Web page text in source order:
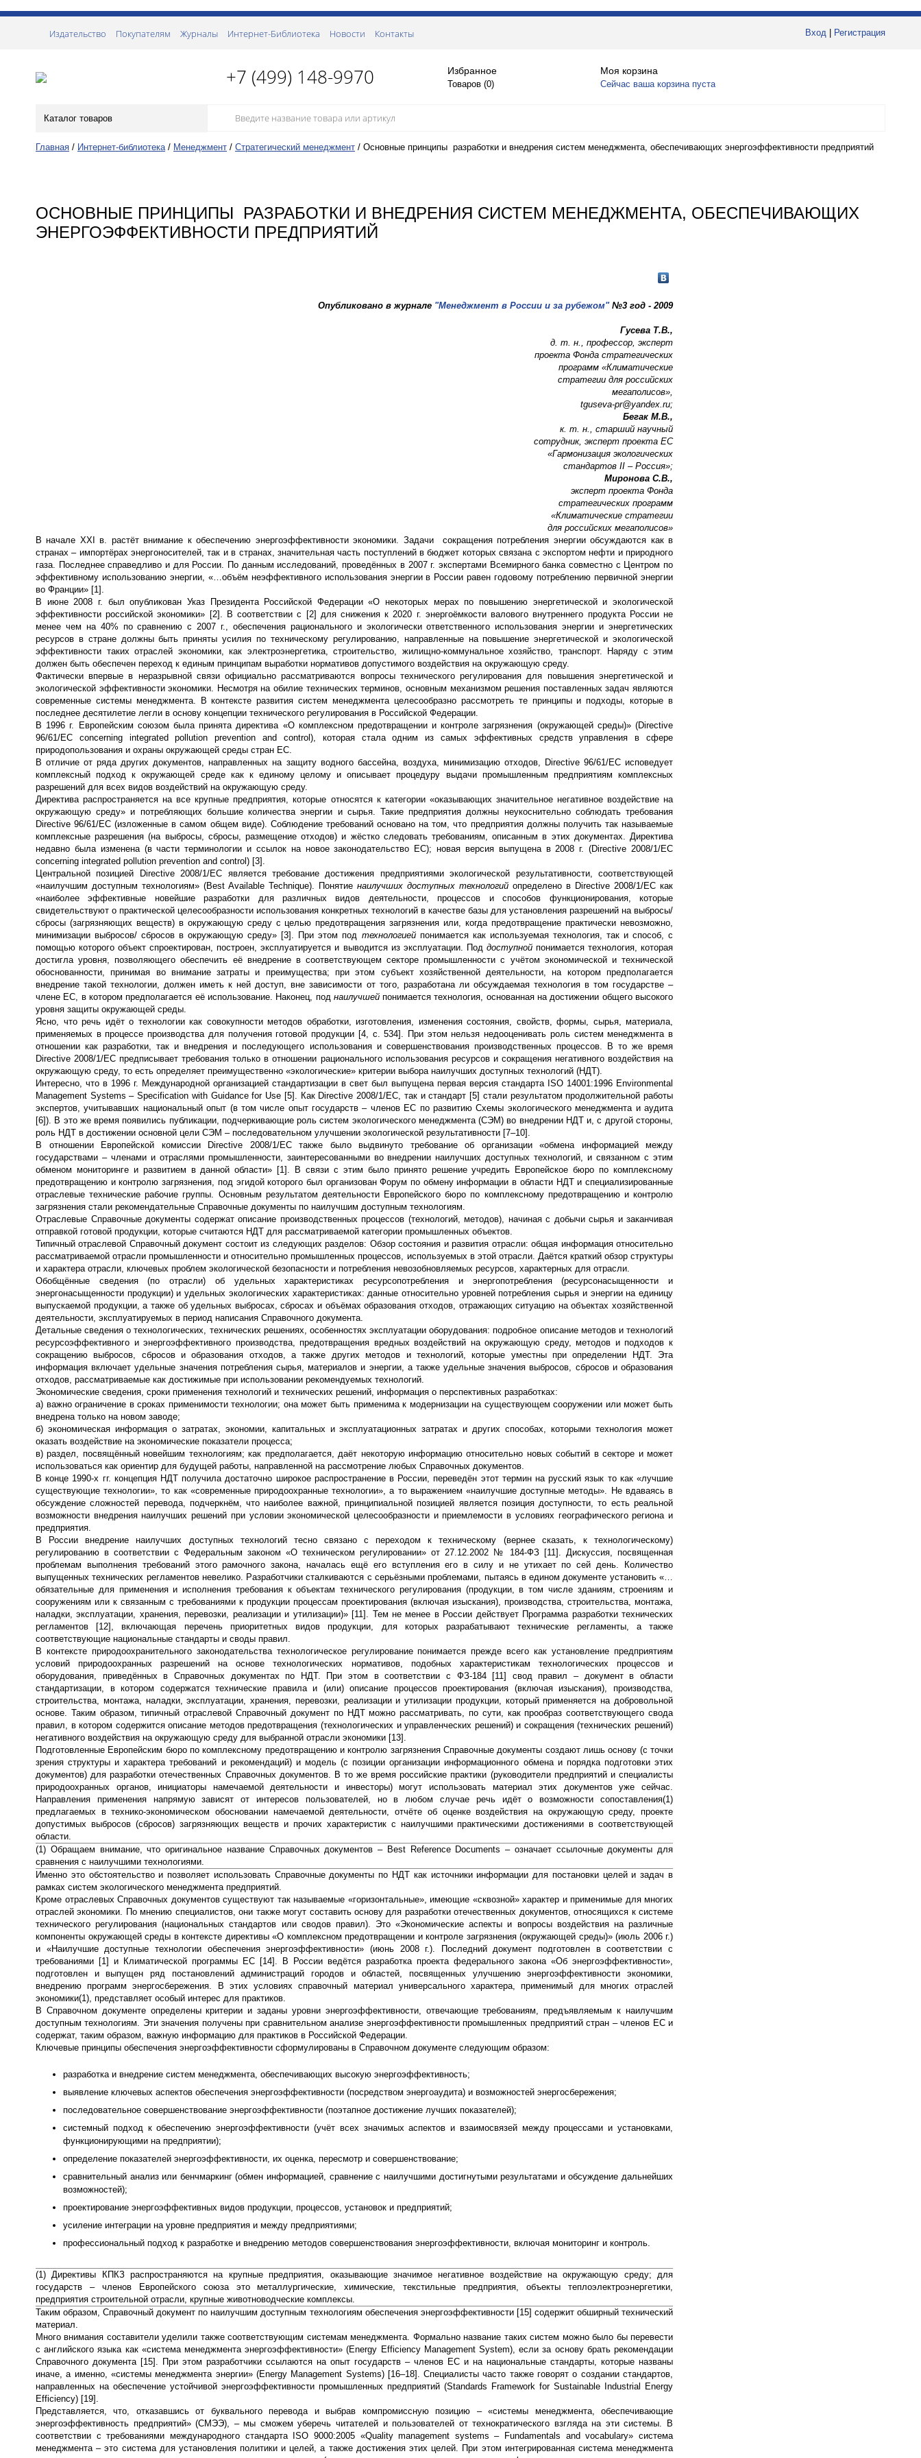
Вход Регистрация
Издательство Покупателям Журналы Интернет-Библиотека Новости Контакты
+7 (499) 148-9970 Избранное
Товаров (0)
Моя корзина
Сейчас ваша корзина пуста
Каталог товаров
Главная / Интернет-библиотека / Менеджмент / Стратегический менеджмент / Основные принципы разработки и внедрения систем менеджмента, обеспечивающих энергоэффективности предприятий
ОСНОВНЫЕ ПРИНЦИПЫ РАЗРАБОТКИ И ВНЕДРЕНИЯ СИСТЕМ МЕНЕДЖМЕНТА, ОБЕСПЕЧИВАЮЩИХ
ЭНЕРГОЭФФЕКТИВНОСТИ ПРЕДПРИЯТИЙ
Опубликовано в журнале "Менеджмент в России и за рубежом"№3 год - 2009
Гусева Т.В.,
д. т. н., профессор, эксперт
проекта Фонда стратегических
программ «Климатические
стратегии для российских
мегаполисов»,
tguseva-pr@yandex.ru;
Бегак М.В.,
к. т. н., старший научный
сотрудник, эксперт проекта ЕС
«Гармонизация экологических
стандартов II – Россия»;
Миронова С.В.,
эксперт проекта Фонда
стратегических программ
«Климатические стратегии
для российских мегаполисов»
В начале XXI в. растёт внимание к обеспечению энергоэффективности экономики. Задачи сокращения потребления энергии обсуждаются как в
странах – импортёрах энергоносителей, так и в странах, значительная часть поступлений в бюджет которых связана с экспортом нефти и природного
газа. Последнее справедливо и для России. По данным исследований, проведённых в 2007 г. экспертами Всемирного банка совместно с Центром по
эффективному использованию энергии, «…объём неэффективного использования энергии в России равен годовому потреблению первичной энергии
во Франции» [1].
В июне 2008 г. был опубликован Указ Президента Российской Федерации «О некоторых мерах по повышению энергетической и экологической
эффективности российской экономики» [2]. В соответствии с [2] для снижения к 2020 г. энергоёмкости валового внутреннего продукта России не
менее чем на 40% по сравнению с 2007 г., обеспечения рационального и экологически ответственного использования энергии и энергетических
ресурсов в стране должны быть приняты усилия по техническому регулированию, направленные на повышение энергетической и экологической
эффективности таких отраслей экономики, как электроэнергетика, строительство, жилищно-коммунальное хозяйство, транспорт. Наряду с этим
должен быть обеспечен переход к единым принципам выработки нормативов допустимого воздействия на окружающую среду.
Фактически впервые в неразрывной связи официально рассматриваются вопросы технического регулирования для повышения энергетической и
экологической эффективности экономики. Несмотря на обилие технических терминов, основным механизмом решения поставленных задач являются
современные системы менеджмента. В контексте развития систем менеджмента целесообразно рассмотреть те принципы и подходы, которые в
последнее десятилетие легли в основу концепции технического регулирования в Российской Федерации.
В 1996 г. Европейским союзом была принята директива «О комплексном предотвращении и контроле загрязнения (окружающей среды)» (Directive
96/61/EC concerning integrated pollution prevention and control), которая стала одним из самых эффективных средств управления в сфере
природопользования и охраны окружающей среды стран ЕС.
В отличие от ряда других документов, направленных на защиту водного бассейна, воздуха, минимизацию отходов, Directive 96/61/EC исповедует
комплексный подход к окружающей среде как к единому целому и описывает процедуру выдачи промышленным предприятиям комплексных
разрешений для всех видов воздействий на окружающую среду.
Директива распространяется на все крупные предприятия, которые относятся к категории «оказывающих значительное негативное воздействие на
окружающую среду» и потребляющих большие количества энергии и сырья. Такие предприятия должны неукоснительно соблюдать требования
Directive 96/61/EC (изложенные в самом общем виде). Соблюдение требований основано на том, что предприятия должны получить так называемые
комплексные разрешения (на выбросы, сбросы, размещение отходов) и жёстко следовать требованиям, описанным в этих документах. Директива
недавно была изменена (в части терминологии и ссылок на новое законодательство ЕС); новая версия выпущена в 2008 г. (Directive 2008/1/EC
concerning integrated pollution prevention and control) [3].
Центральной позицией Directive 2008/1/EC является требование достижения предприятиями экологической результативности, соответствующей
«наилучшим доступным технологиям» (Best Available Technique). Понятие наилучших доступных технологий определено в Directive 2008/1/EC как
«наиболее эффективные новейшие разработки для различных видов деятельности, процессов и способов функционирования, которые
свидетельствуют о практической целесообразности использования конкретных технологий в качестве базы для установления разрешений на выбросы/
сбросы (загрязняющих веществ) в окружающую среду с целью предотвращения загрязнения или, когда предотвращение практически невозможно,
минимизации выбросов/ сбросов в окружающую среду» [3]. При этом под технологией понимается как используемая технология, так и способ, с
помощью которого объект спроектирован, построен, эксплуатируется и выводится из эксплуатации. Под доступной понимается технология, которая
достигла уровня, позволяющего обеспечить её внедрение в соответствующем секторе промышленности с учётом экономической и технической
обоснованности, принимая во внимание затраты и преимущества; при этом субъект хозяйственной деятельности, на котором предполагается
внедрение такой технологии, должен иметь к ней доступ, вне зависимости от того, разработана ли обсуждаемая технология в том государстве –
члене ЕС, в котором предполагается её использование. Наконец, под наилучшейпонимается технология, основанная на достижении общего высокого
уровня защиты окружающей среды.
Ясно, что речь идёт о технологии как совокупности методов обработки, изготовления, изменения состояния, свойств, формы, сырья, материала,
применяемых в процессе производства для получения готовой продукции [4, с. 534]. При этом нельзя недооценивать роль систем менеджмента в
отношении как разработки, так и внедрения и последующего использования и совершенствования производственных процессов. В то же время
Directive 2008/1/EC предписывает требования только в отношении рационального использования ресурсов и сокращения негативного воздействия на
окружающую среду, то есть определяет преимущественно «экологические» критерии выбора наилучших доступных технологий (НДТ).
Интересно, что в 1996 г. Международной организацией стандартизации в свет был выпущена первая версия стандарта ISO 14001:1996 Environmental
Management Systems – Specification with Guidance for Use [5]. Как Directive 2008/1/EC, так и стандарт [5] стали результатом продолжительной работы
экспертов, учитывавших национальный опыт (в том числе опыт государств – членов ЕС по развитию Схемы экологического менеджмента и аудита
[6]). В это же время появились публикации, подчеркивающие роль систем экологического менеджмента (СЭМ) во внедрении НДТ и, с другой стороны,
роль НДТ в достижении основной цели СЭМ – последовательном улучшении экологической результативности [7–10].
В отношении Европейской комиссии Directive 2008/1/EC также было выдвинуто требование об организации «обмена информацией между
государствами – членами и отраслями промышленности, заинтересованными во внедрении наилучших доступных технологий, и связанном с этим
обменом мониторинге и развитием в данной области» [1]. В связи с этим было принято решение учредить Европейское бюро по комплексному
предотвращению и контролю загрязнения, под эгидой которого был организован Форум по обмену информации в области НДТ и специализированные
отраслевые технические рабочие группы. Основным результатом деятельности Европейского бюро по комплексному предотвращению и контролю
загрязнения стали рекомендательные Справочные документы по наилучшим доступным технологиям.
Отраслевые Справочные документы содержат описание производственных процессов (технологий, методов), начиная с добычи сырья и заканчивая
отправкой готовой продукции, которые считаются НДТ для рассматриваемой категории промышленных объектов.
Типичный отраслевой Справочный документ состоит из следующих разделов: Обзор состояния и развития отрасли: общая информация относительно
рассматриваемой отрасли промышленности и относительно промышленных процессов, используемых в этой отрасли. Даётся краткий обзор структуры
и характера отрасли, ключевых проблем экологической безопасности и потребления невозобновляемых ресурсов, характерных для отрасли.
Обобщённые сведения (по отрасли) об удельных характеристиках ресурсопотребления и энергопотребления (ресурсонасыщенности и
энергонасыщенности продукции) и удельных экологических характеристиках: данные относительно уровней потребления сырья и энергии на единицу
выпускаемой продукции, а также об удельных выбросах, сбросах и объёмах образования отходов, отражающих ситуацию на объектах хозяйственной
деятельности, эксплуатируемых в период написания Справочного документа.
Детальные сведения о технологических, технических решениях, особенностях эксплуатации оборудования: подробное описание методов и технологий
ресурсоэффективного и энергоэффективного производства, предотвращения вредных воздействий на окружающую среду, методов и подходов к
сокращению выбросов, сбросов и образования отходов, а также других методов и технологий, которые уместны при определении НДТ. Эта
информация включает удельные значения потребления сырья, материалов и энергии, а также удельные значения выбросов, сбросов и образования
отходов, рассматриваемые как достижимые при использовании рекомендуемых технологий.
Экономические сведения, сроки применения технологий и технических решений, информация о перспективных разработках:
а) важно ограничение в сроках применимости технологии; она может быть применима к модернизации на существующем сооружении или может быть
внедрена только на новом заводе;
б) экономическая информация о затратах, экономии, капитальных и эксплуатационных затратах и других способах, которыми технология может
оказать воздействие на экономические показатели процесса;
в) раздел, посвящённый новейшим технологиям; как предполагается, даёт некоторую информацию относительно новых событий в секторе и может
использоваться как ориентир для будущей работы, направленной на рассмотрение любых Справочных документов.
В конце 1990-х гг. концепция НДТ получила достаточно широкое распространение в России, переведён этот термин на русский язык то как «лучшие
существующие технологии», то как «современные природоохранные технологии», а то выражением «наилучшие доступные методы». Не вдаваясь в
обсуждение сложностей перевода, подчеркнём, что наиболее важной, принципиальной позицией является позиция доступности, то есть реальной
возможности внедрения наилучших решений при условии экономической целесообразности и приемлемости в условиях географического региона и
предприятия.
В России внедрение наилучших доступных технологий тесно связано с переходом к техническому (вернее сказать, к технологическому)
регулированию в соответствии с Федеральным законом «О техническом регулировании» от 27.12.2002 № 184-ФЗ [11]. Дискуссия, посвященная
проблемам выполнения требований этого рамочного закона, началась ещё его вступления его в силу и не утихает по сей день. Количество
выпущенных технических регламентов невелико. Разработчики сталкиваются с серьёзными проблемами, пытаясь в едином документе установить «…
обязательные для применения и исполнения требования к объектам технического регулирования (продукции, в том числе зданиям, строениям и
сооружениям или к связанным с требованиями к продукции процессам проектирования (включая изыскания), производства, строительства, монтажа,
наладки, эксплуатации, хранения, перевозки, реализации и утилизации)» [11]. Тем не менее в России действует Программа разработки технических
регламентов [12], включающая перечень приоритетных видов продукции, для которых разрабатывают технические регламенты, а также
соответствующие национальные стандарты и своды правил.
В контексте природоохранительного законодательства технологическое регулирование понимается прежде всего как установление предприятиям
условий природоохранных разрешений на основе технологических нормативов, подобных характеристикам технологических процессов и
оборудования, приведённых в Справочных документах по НДТ. При этом в соответствии с ФЗ-184 [11] свод правил – документ в области
стандартизации, в котором содержатся технические правила и (или) описание процессов проектирования (включая изыскания), производства,
строительства, монтажа, наладки, эксплуатации, хранения, перевозки, реализации и утилизации продукции, который применяется на добровольной
основе. Таким образом, типичный отраслевой Справочный документ по НДТ можно рассматривать, по сути, как прообраз соответствующего свода
правил, в котором содержится описание методов предотвращения (технологических и управленческих решений) и сокращения (технических решений)
негативного воздействия на окружающую среду для выбранной отрасли экономики [13].
Подготовленные Европейским бюро по комплексному предотвращению и контролю загрязнения Справочные документы создают лишь основу (с точки
зрения структуры и характера требований и рекомендаций) и модель (с позиции организации информационного обмена и порядка подготовки этих
документов) для разработки отечественных Справочных документов. В то же время российские практики (руководители предприятий и специалисты
природоохранных органов, инициаторы намечаемой деятельности и инвесторы) могут использовать материал этих документов уже сейчас.
Направления применения напрямую зависят от интересов пользователей, но в любом случае речь идёт о возможности сопоставления(1)
предлагаемых в технико-экономическом обосновании намечаемой деятельности, отчёте об оценке воздействия на окружающую среду, проекте
допустимых выбросов (сбросов) загрязняющих веществ и прочих характеристик с наилучшими практическими достижениями в соответствующей
области.
(1) Обращаем внимание, что оригинальное название Справочных документов – Best Reference Documents – означает ссылочные документы для
сравнения с наилучшими технологиями.
Именно это обстоятельство и позволяет использовать Справочные документы по НДТ как источники информации для постановки целей и задач в
рамках систем экологического менеджмента предприятий.
Кроме отраслевых Справочных документов существуют так называемые «горизонтальные», имеющие «сквозной» характер и применимые для многих
отраслей экономики. По мнению специалистов, они также могут составить основу для разработки отечественных документов, относящихся к системе
технического регулирования (национальных стандартов или сводов правил). Это «Экономические аспекты и вопросы воздействия на различные
компоненты окружающей среды в контексте директивы «О комплексном предотвращении и контроле загрязнения (окружающей среды)» (июль 2006 г.)
и «Наилучшие доступные технологии обеспечения энергоэффективности» (июнь 2008 г.). Последний документ подготовлен в соответствии с
требованиями [1] и Климатической программы ЕС [14]. В России ведётся разработка проекта федерального закона «Об энергоэффективности»,
подготовлен и выпущен ряд постановлений администраций городов и областей, посвященных улучшению энергоэффективности экономики,
внедрению программ энергосбережения. В этих условиях справочный материал универсального характера, применимый для многих отраслей
экономики(1), представляет особый интерес для практиков.
В Справочном документе определены критерии и заданы уровни энергоэффективности, отвечающие требованиям, предъявляемым к наилучшим
доступным технологиям. Эти значения получены при сравнительном анализе энергоэффективности промышленных предприятий стран – членов ЕС и
содержат, таким образом, важную информацию для практиков в Российской Федерации.
Ключевые принципы обеспечения энергоэффективности сформулированы в Справочном документе следующим образом:
разработка и внедрение систем менеджмента, обеспечивающих высокую энергоэффективность;
выявление ключевых аспектов обеспечения энергоэффективности (посредством энергоаудита) и возможностей энергосбережения;
последовательное совершенствование энергоэффективности (поэтапное достижение лучших показателей);
системный подход к обеспечению энергоэффективности (учёт всех значимых аспектов и взаимосвязей между процессами и установками,
функционирующими на предприятии);
определение показателей энергоэффективности, их оценка, пересмотр и совершенствование;
сравнительный анализ или бенчмаркинг (обмен информацией, сравнение с наилучшими достигнутыми результатами и обсуждение дальнейших
возможностей);
проектирование энергоэффективных видов продукции, процессов, установок и предприятий;
усиление интеграции на уровне предприятия и между предприятиями;
профессиональный подход к разработке и внедрению методов совершенствования энергоэффективности, включая мониторинг и контроль.
(1) Директивы КПКЗ распространяются на крупные предприятия, оказывающие значимое негативное воздействие на окружающую среду; для
государств – членов Европейского союза это металлургические, химические, текстильные предприятия, объекты теплоэлектроэнергетики,
предприятия строительной отрасли, крупные животноводческие комплексы.
Таким образом, Справочный документ по наилучшим доступным технологиям обеспечения энергоэффективности [15] содержит обширный технический
материал.
Много внимания составители уделили также соответствующим системам менеджмента. Формально название таких систем можно было бы перевести
с английского языка как «система менеджмента энергоэффективности» (Energy Efficiency Management System), если за основу брать рекомендации
Справочного документа [15]. При этом разработчики ссылаются на опыт государств – членов ЕС и на национальные стандарты, которые названы
иначе, а именно, «системы менеджмента энергии» (Energy Management Systems) [16–18]. Специалисты часто также говорят о создании стандартов,
направленных на обеспечение устойчивой энергоэффективности промышленных предприятий (Standards Framework for Sustainable Industrial Energy
Efficiency) [19].
Представляется, что, отказавшись от буквального перевода и выбрав компромиссную позицию – «системы менеджмента, обеспечивающие
энергоэффективность предприятий» (СМЭЭ), – мы сможем уберечь читателей и пользователей от технократического взгляда на эти системы. В
соответствии с требованиями международного стандарта ISO 9000:2005 «Quality management systems – Fundamentals and vocabulary» система
менеджмента – это система для установления политики и целей, а также достижения этих целей. При этом интегрированная система менеджмента